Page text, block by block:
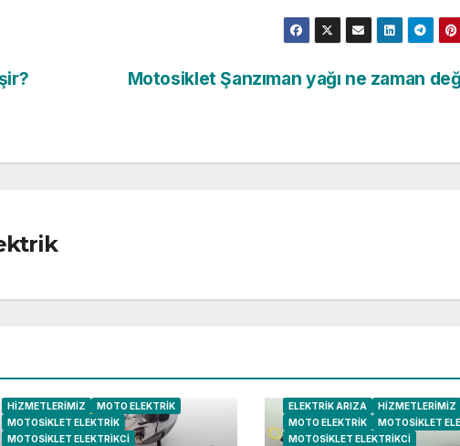
Motosiklet Şanzıman yağı ne zaman
HIZMETLERIMIZ
MOTO ELEKTRIK
MOTOSIKLET ELEKTRIK
MOTOSIKLET ELEKTRIKCI
ELEKTRIK ARIZA
HIZMETLERIMIZ
MOTO ELEKTRIK
MOTOSIKLET
MOTOSIKLET ELEKTRIKCI